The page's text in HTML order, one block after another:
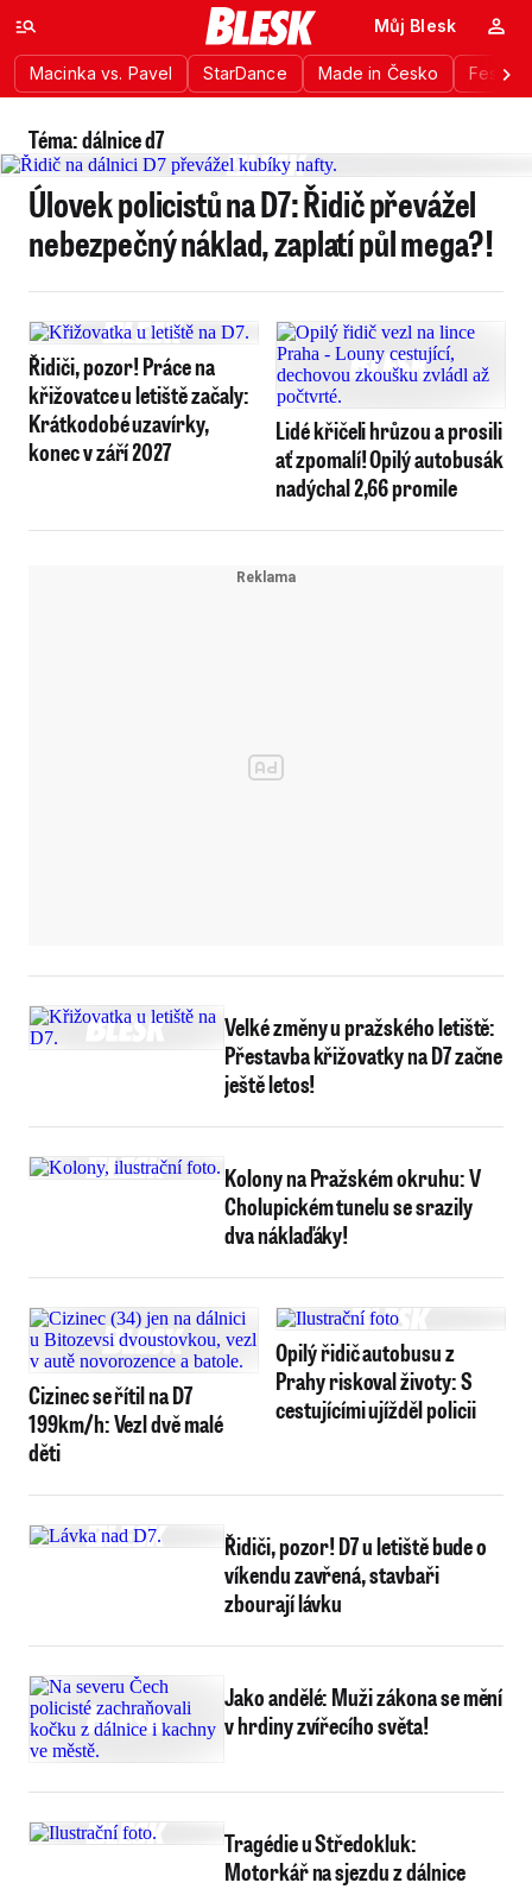
Macinka vs. Pavel StarDance Made in Česko
Můj Blesk
Téma: dálnice d7
Úlovek policistů na D7: Řidič převážel
nebezpečný náklad, zaplatí půl mega?!
Řidiči, pozor! Práce na
křižovatce u letiště začaly:
Krátkodobé uzavírky,
konec v září 2027
Lidé křičeli hrůzou a prosili
ať zpomalí! Opilý autobusák
nadýchal 2,66 promile
Velké změny u pražského letiště:
Přestavba křižovatky na D7 začne
ještě letos!
Kolony na Pražském okruhu: V
Cholupickém tunelu se srazily
dva náklaďáky!
Cizinec se řítil na D7
199km/h: Vezl dvě malé
děti
Opilý řidič autobusu z
Prahy riskoval životy: S
cestujícími ujížděl policii
Řidiči, pozor! D7 u letiště bude o
víkendu zavřená, stavbaři
zbourají lávku
Jako andělé: Muži zákona se mění
v hrdiny zvířecího světa!
Tragédie u Středokluk:
Motorkář na sjezdu z dálnice